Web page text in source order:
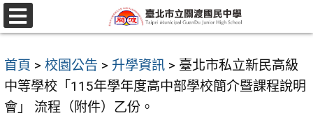
跳
至
要
內
容
選
單
首頁 > 校園公告 > 升學資訊 > 臺北市私立新民高級
中等學校「115年學年度高中部學校簡介暨課程說明
會」 流程（附件）乙份。